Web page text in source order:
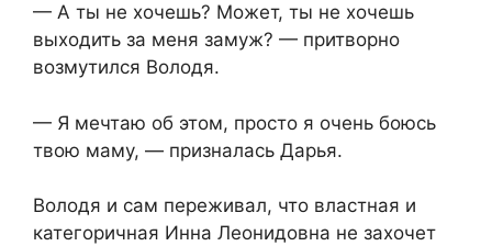
— А ты не хочешь? Может, ты не хочешь
выходить за меня замуж? — притворно
возмутился Володя.
— Я мечтаю об этом, просто я очень боюсь
твою маму, — призналась Дарья.
Володя и сам переживал, что властная и
категоричная Инна Леонидовна не захочет